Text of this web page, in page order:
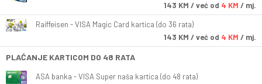
143 KM / već od 4 KM / mj.
Raiffeisen - VISA Magic Card kartica (do 36 rata)
143 KM / već od 4 KM / mj.
PLAĆANJE KARTICOM DO 48 RATA
ASA banka - VISA Super naša kartica (do 48 rata)